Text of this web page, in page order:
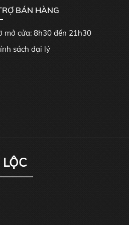
BÁN HÀNG
mở cửa: 8h30 đến 21h30
sách đại lý